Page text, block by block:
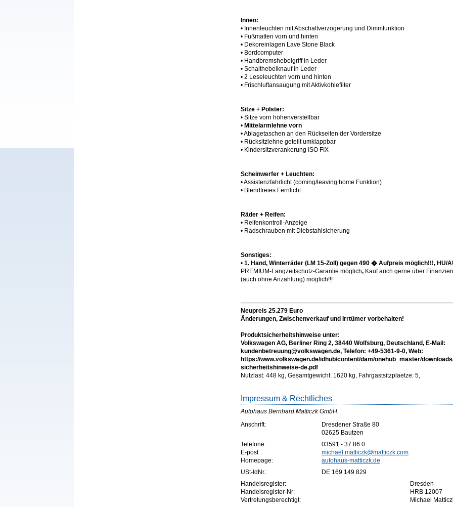
Innen:
• Innenleuchten mit Abschaltverzögerung und Dimmfunktion
• Fußmatten vorn und hinten
• Dekoreinlagen Lave Stone Black
• Bordcomputer
• Handbremshebelgriff in Leder
• Schalthebelknauf in Leder
• 2 Leseleuchten vorn und hinten
• Frischluftansaugung mit Aktivkohlefilter
Sitze + Polster:
• Sitze vorn höhenverstellbar
• Mittelarmlehne vorn
• Ablagetaschen an den Rückseiten der Vordersitze
• Rücksitzlehne geteilt umklappbar
• Kindersitzverankerung ISO FIX
Scheinwerfer + Leuchten:
• Assistenzfahrlicht (coming/leaving home Funktion)
• Blendfreies Fernlicht
Räder + Reifen:
• Reifenkontroll-Anzeige
• Radschrauben mit Diebstahlsicherung
Sonstiges:
• 1. Hand, Winterräder (LM 15-Zoll) gegen 490 � Aufpreis möglich!!!, HU/
PREMIUM-Langzeitschutz-Garantie möglich, Kauf auch gerne über
(auch ohne Anzahlung) möglich!!!
Neupreis 25.279 Euro
Änderungen, Zwischenverkauf und Irrtümer vorbehalten!
Produktsicherheitshinweise unter:
Volkswagen AG, Berliner Ring 2, 38440 Wolfsburg, Deutschland, E-Mail:
kundenbetreuung@volkswagen.de, Telefon: +49-5361-9-0, Web:
https://www.volkswagen.de/idhub/content/dam/onehub_master/
sicherheitshinweise-de.pdf
Nutzlast: 448 kg, Gesamtgewicht: 1620 kg, Fahrgastsitzplaetze: 5,
Impressum & Rechtliches
Autohaus Bernhard Matticzk GmbH.
Anschrift:
Dresdener Straße 80
02625 Bautzen
Telefone:
03591 - 37 86 0
E-post
michael.matticzk@matticzk.com
Homepage:
autohaus-matticzk.de
USt-IdNr.:
DE 169 149 829
Handelsregister:
Dresden
Handelsregister-Nr:
HRB 12007
Vertretungsberechtigt:
Michael